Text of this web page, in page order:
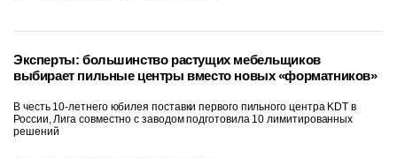
Эксперты: большинство растущих мебельщиков
выбирает пильные центры вместо новых «форматников»
В честь 10-летнего юбилея поставки первого пильного центра KDT в
России, Лига совместно с заводом подготовила 10 лимитированных
решений